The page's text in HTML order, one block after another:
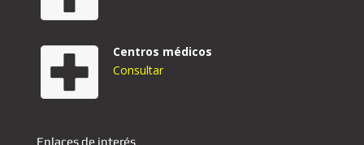
Centros médicos
Consultar
Enlaces de interés